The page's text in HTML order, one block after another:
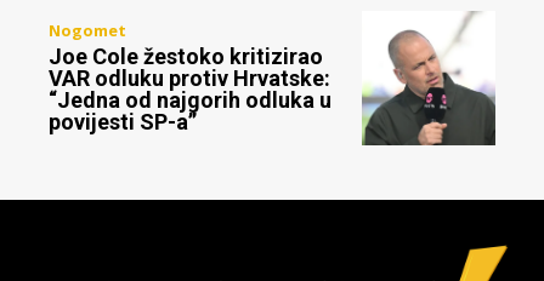
Nogomet
Joe Cole žestoko kritizirao
VAR odluku protiv Hrvatske:
“Jedna od najgorih odluka u
povijesti SP-a”